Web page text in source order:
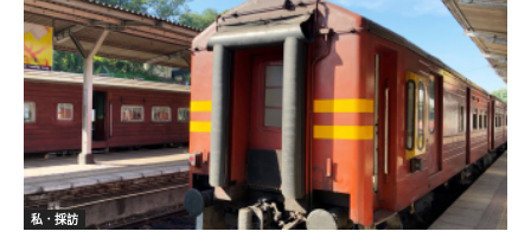
私．採訪